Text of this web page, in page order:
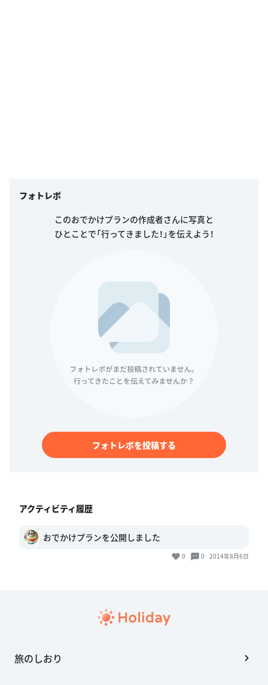
フォトレポ
このおでかけプランの作成者さんに写真と
ひとことで「行ってきました！」を伝えよう！
フォトレポを投稿する
アクティビティ履歴
おでかけプランを公開しました
0 0 2014年8月6日
旅のしおり